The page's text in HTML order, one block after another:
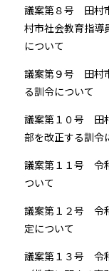
議案第８号 田村
村市社会教育指導
について
議案第９号 田村
る訓令について
議案第１０号 田
部を改正する訓令
議案第１１号 令
ついて
議案第１２号 令
定について
議案第１３号 令